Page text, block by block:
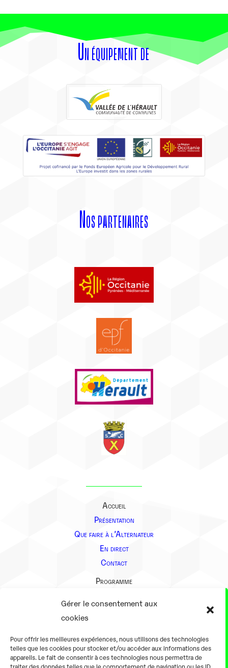
Gérer le consentement aux
cookies
Pour offrir les meilleures expériences, nous utilisons des technologies
telles que les cookies pour stocker et/ou accéder aux informations des
appareils. Le fait de consentir à ces technologies nous permettra de
traiter des données telles que le comportement de navigation ou les ID
Un équipement de
Nos partenaires
Accueil
Présentation
Que faire à l’Alternateur
En direct
Contact
Programme
Présentation
En pratique
Tarifs et horaires